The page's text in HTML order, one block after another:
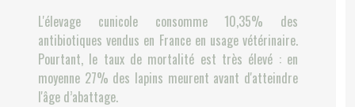
L'élevage cunicole consomme 10,35% des
antibiotiques vendus en France en usage vétérinaire.
Pourtant, le taux de mortalité est très élevé : en
moyenne 27% des lapins meurent avant d'atteindre
l'âge d’abattage.